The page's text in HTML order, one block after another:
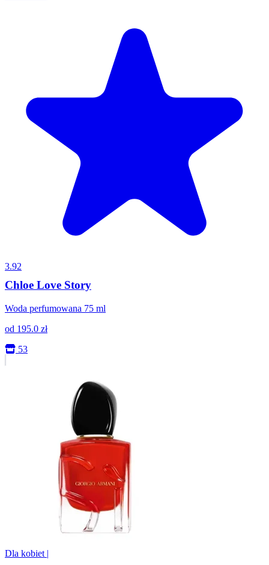
3.92
Chloe Love Story
Woda perfumowana 75 ml
od 195.0 zł
53
Dla kobiet |